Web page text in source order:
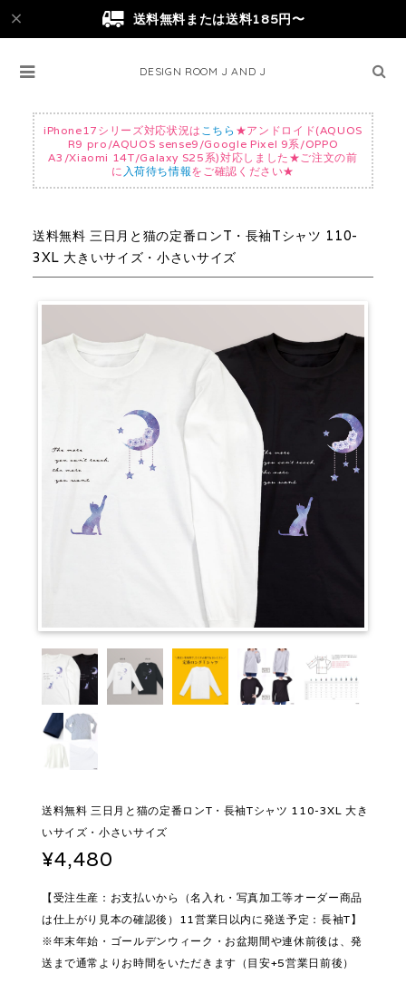
送料無料または送料185円〜
DESIGN ROOM J AND J
iPhone17シリーズ対応状況は こちら ★アンドロイド(AQUOS
R9 pro/AQUOS sense9/Google Pixel 9系/OPPO
A3/Xiaomi 14T/Galaxy S25系)対応しました★ご注文の前
に 入荷待ち情報をご確認ください★
送料無料 三日月と猫の定番ロンT・長袖Tシャツ 110-
3XL 大きいサイズ・小さいサイズ
送料無料 三日月と猫の定番ロンT・長袖Tシャツ 110-3XL 大き
いサイズ・小さいサイズ
¥4,480
【受注生産：お支払いから（名入れ・写真加工等オーダー商品
は仕上がり見本の確認後）11営業日以内に発送予定：長袖T】
※年末年始・ゴールデンウィーク・お盆期間や連休前後は、発
送まで通常よりお時間をいただきます（目安+5営業日前後）